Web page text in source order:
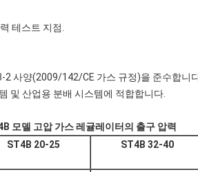
테스트 지점.
2 사양(2009/142/CE 가스 규정)을 준수합니
및 산업용 분배 시스템에 적합합니다.
모델 고압 가스 레귤레이터의 출구 압력
ST4B 20-25 ST4B 32-40